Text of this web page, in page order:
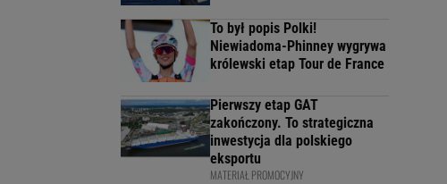
To był popis Polki!
Niewiadoma-Phinney wygrywa
królewski etap Tour de France
Pierwszy etap GAT
zakończony. To strategiczna
inwestycja dla polskiego
eksportu
MATERIAŁ PROMOCYJNY